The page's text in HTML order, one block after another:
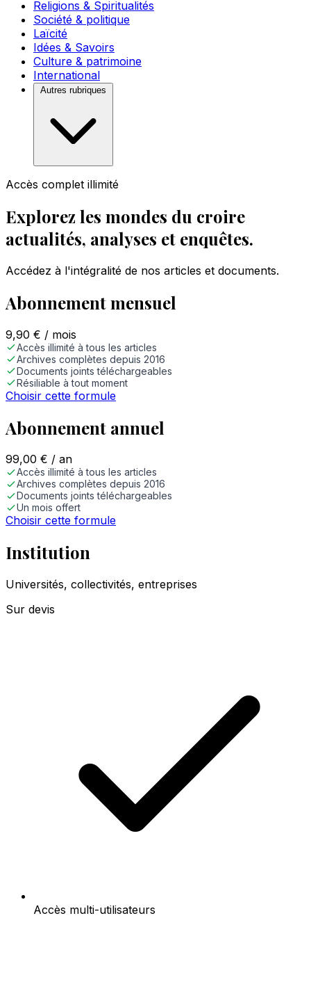
Religions & Spiritualités
Société & politique
Laïcité
Idées & Savoirs
Culture & patrimoine
International
Autres rubriques
Accès complet illimité
Explorez les mondes du croire
actualités, analyses et enquêtes.
Accédez à l'intégralité de nos articles et documents.
Abonnement mensuel
9,90 € / mois
Accès illimité à tous les articles
Archives complètes depuis 2016
Documents joints téléchargeables
Résiliable à tout moment
Choisir cette formule
Abonnement annuel
99,00 € / an
Accès illimité à tous les articles
Archives complètes depuis 2016
Documents joints téléchargeables
Un mois offert
Choisir cette formule
Institution
Universités, collectivités, entreprises
Sur devis
Accès multi-utilisateurs